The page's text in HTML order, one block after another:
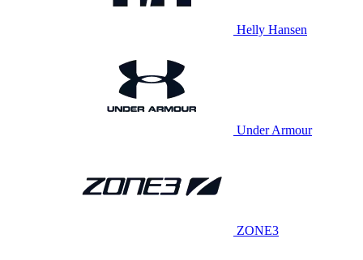
Helly Hansen
Under Armour
ZONE3